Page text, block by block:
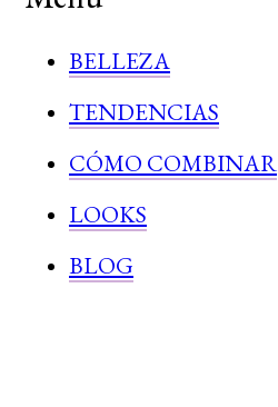
BELLEZA
TENDENCIAS
CÓMO COMBINAR
LOOKS
BLOG